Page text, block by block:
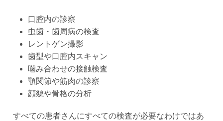
口腔内の診察
虫歯・歯周病の検査
レントゲン撮影
歯型や口腔内スキャン
噛み合わせの接触検査
顎関節や筋肉の診察
顔貌や骨格の分析
すべての患者さんにすべての検査が必要なわけではあ